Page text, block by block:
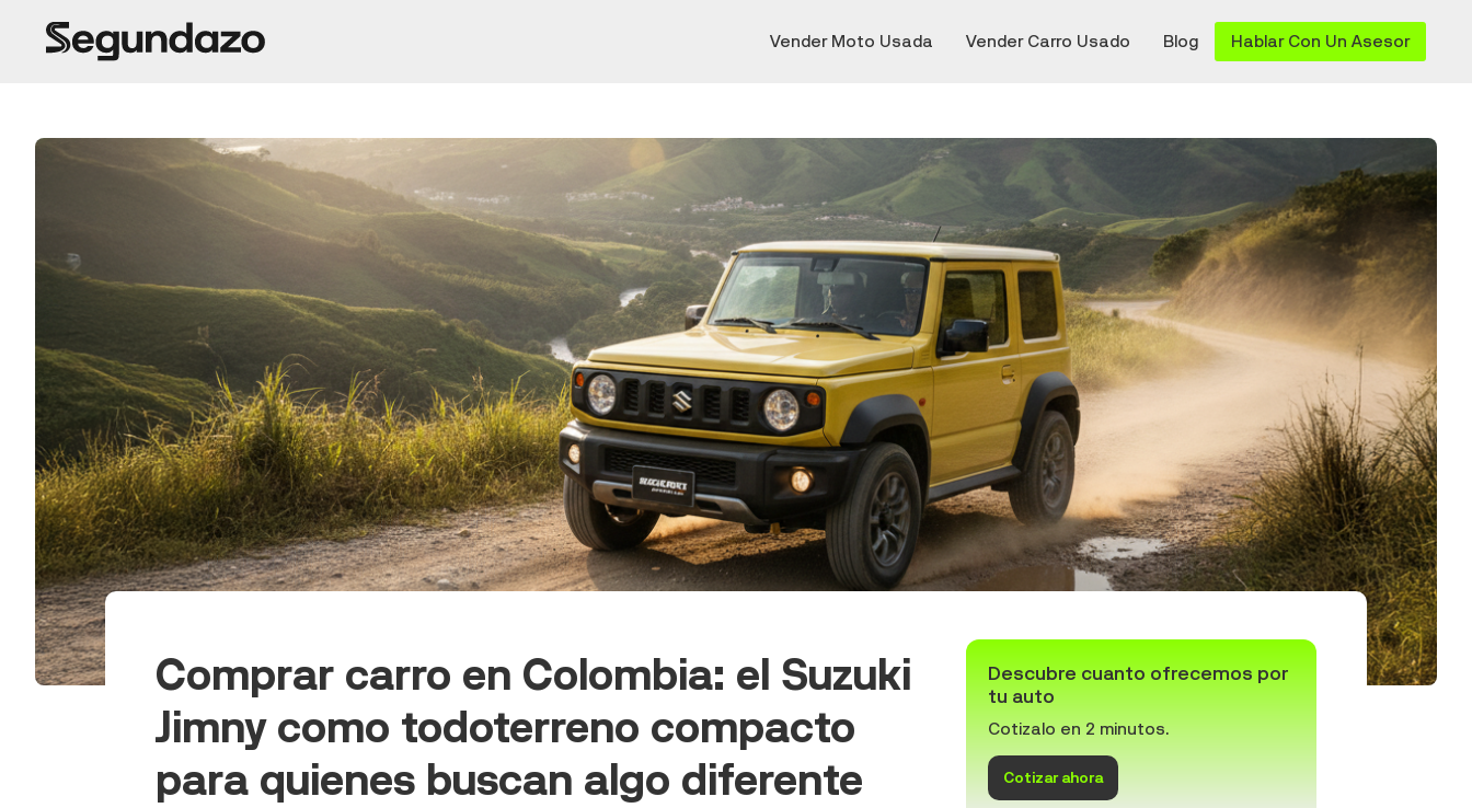
Vender Moto Usada Vender Carro Usado Blog Hablar Con Un Asesor
Comprar carro en Colombia: el Suzuki
Jimny como todoterreno compacto
para quienes buscan algo diferente
Descubre cuanto ofrecemos por
tu auto
Cotizalo en 2 minutos.
Cotizar ahora